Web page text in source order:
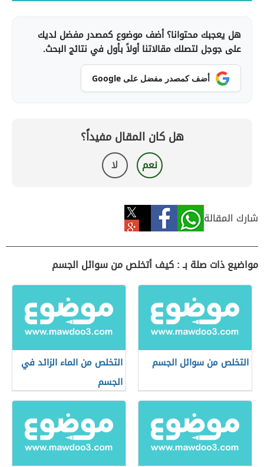
هل يعجبك محتوانا؟ أضف موضوع كمصدر مفضل لديك
على جوجل لتصلك مقالاتنا أولاً بأول في نتائج البحث.
أضف كمصدر مفضل على Google
هل كان المقال مفيداً؟
نعم لا
شارك المقالة
مواضيع ذات صلة بـ : كيف أتخلص من سوائل الجسم
التخلص من سوائل الجسم
التخلص من الماء الزائد في
الجسم